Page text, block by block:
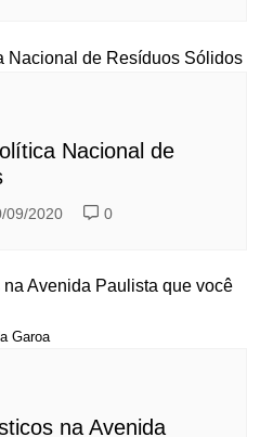
Nacional de
09/2020 0
Garoa
na Avenida